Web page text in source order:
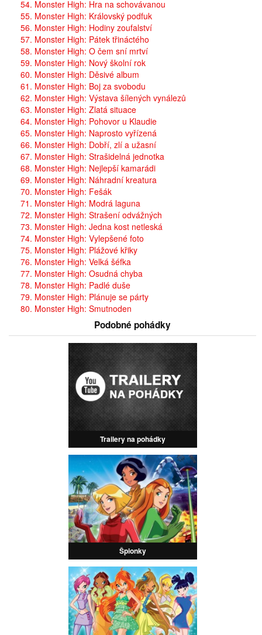
54. Monster High: Hra na schovávanou
55. Monster High: Královský podfuk
56. Monster High: Hodiny zoufalství
57. Monster High: Pátek třináctého
58. Monster High: O čem sní mrtví
59. Monster High: Nový školní rok
60. Monster High: Děsivé album
61. Monster High: Boj za svobodu
62. Monster High: Výstava šílených vynálezů
63. Monster High: Zlatá situace
64. Monster High: Pohovor u Klaudie
65. Monster High: Naprosto vyřízená
66. Monster High: Dobří, zlí a užasní
67. Monster High: Strašidelná jednotka
68. Monster High: Nejlepší kamarádi
69. Monster High: Náhradní kreatura
70. Monster High: Fešák
71. Monster High: Modrá laguna
72. Monster High: Strašení odvážných
73. Monster High: Jedna kost netleská
74. Monster High: Vylepšené foto
75. Monster High: Plážové křiky
76. Monster High: Velká šéfka
77. Monster High: Osudná chyba
78. Monster High: Padlé duše
79. Monster High: Plánuje se párty
80. Monster High: Smutnoden
Podobné pohádky
Trailery na pohádky
Špionky